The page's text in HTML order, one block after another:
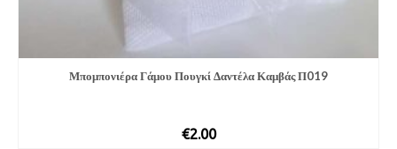
Μπομπονιέρα Γάμου Πουγκί Δαντέλα Καμβάς Π019
€2.00